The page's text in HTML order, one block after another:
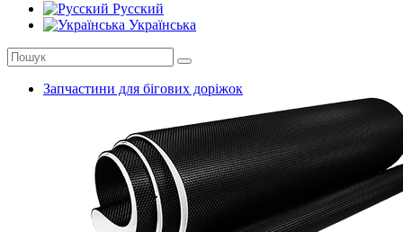
Русский
Українська
Запчастини для бігових доріжок